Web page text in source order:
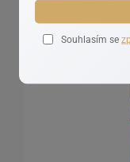
Souhlasím se